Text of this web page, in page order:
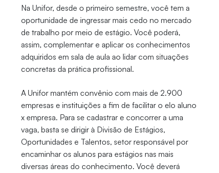
Na Unifor, desde o primeiro semestre, você tem a
oportunidade de ingressar mais cedo no mercado
de trabalho por meio de estágio. Você poderá,
assim, complementar e aplicar os conhecimentos
adquiridos em sala de aula ao lidar com situações
concretas da prática profissional.
A Unifor mantém convênio com mais de 2.900
empresas e instituições a fim de facilitar o elo aluno
x empresa. Para se cadastrar e concorrer a uma
vaga, basta se dirigir à Divisão de Estágios,
Oportunidades e Talentos, setor responsável por
encaminhar os alunos para estágios nas mais
diversas áreas do conhecimento. Você deverá